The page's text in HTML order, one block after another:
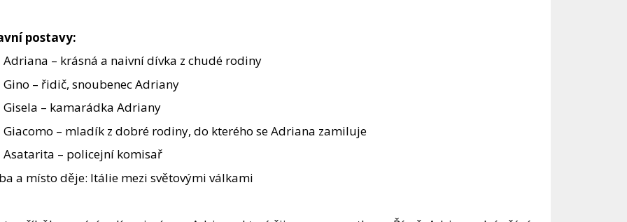
postavy:
– krásná a naivní dívka z chudé rodiny
– řidič, snoubenec Adriany
– kamarádka Adriany
– mladík z dobré rodiny, do kterého se Adriana zamiluje
– policejní komisař
a místo děje: Itálie mezi světovými válkami